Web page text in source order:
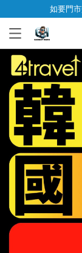
如要門
已加入購物車